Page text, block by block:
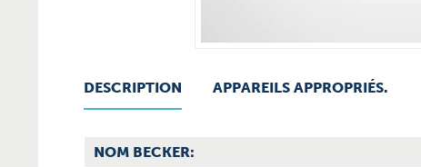
DESCRIPTION APPAREILS APPROPRIÉS.
NOM BECKER: